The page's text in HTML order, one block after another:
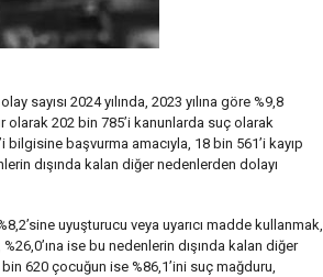
sayısı 2024 yılında, 2023 yılına göre %9,8
olarak 202 bin 785’i kanunlarda suç olarak
başvurma amacıyla, 18 bin 561’i kayıp
dışında kalan diğer nedenlerden dolayı
uyuşturucu veya uyarıcı madde kullanmak,
ise bu nedenlerin dışında kalan diğer
620 çocuğun ise %86,1’ini suç mağduru,